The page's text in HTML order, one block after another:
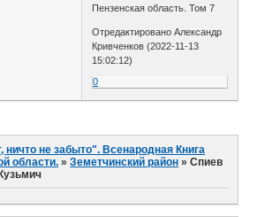
Пензенская область. Том 7
Отредактировано Александр
Кривченков (2022-11-13
15:02:12)
0
ничто не забыто". Всенародная Книга
области. »Земетчинский район »Спиев